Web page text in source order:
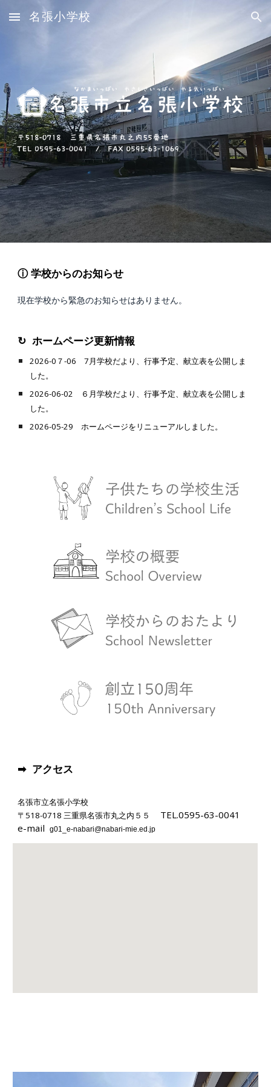
Skip to main content Skip to navigation
名張小学校
ⓘ 学校からのお知らせ
現在学校から緊急のお知らせはありません。
↻ ホームページ更新情報
2026-0 ７-06 7月学校だより、行事予定、献立表を公開しま
した。
2026-06-02 ６月学校だより、行事予定、献立表を公開しま
した。
2026-05-29 ホームページをリニューアルしました。
➡ アクセス
名張市立名張小学校
〒518-0718 三重県名張市丸之内５５
TEL.0595-63-0041
e-mailg01_e-nabari@nabari-mie.ed.jp